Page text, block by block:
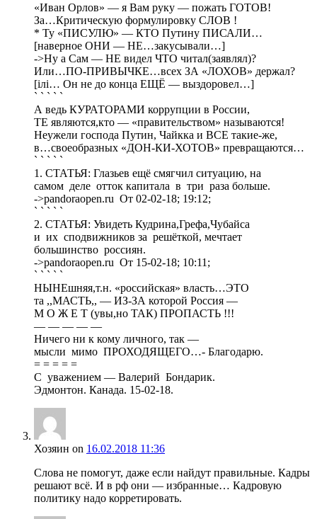
«Иван Орлов» — я Вам руку — пожать ГОТОВ!
За…Критическую формулировку СЛОВ !
* Ту «ПИСУЛЮ» — КТО Путину ПИСАЛИ…
[наверное ОНИ — НЕ…закусывали…]
->Ну а Сам — НЕ видел ЧТО читал(заявлял)?
Или…ПО-ПРИВЫЧКЕ…всех ЗА «ЛОХОВ» держал?
[iлi… Он не до конца ЕЩЁ — выздоровел…]
` ` ` ` `
А ведь КУРАТОРАМИ коррупции в России,
ТЕ являются,кто — «правительством» называются!
Неужели господа Путин, Чайкка и ВСЕ такие-же,
в…своеобразных «ДОН-КИ-ХОТОВ» превращаются…
` ` ` ` `
1. СТАТЬЯ: Глазьев ещё смягчил ситуацию, на
самом деле отток капитала в три раза больше.
->pandoraopen.ru От 02-02-18; 19:12;
` ` ` ` `
2. CТАТЬЯ: Увидеть Кудрина,Грефа,Чубайса
и их сподвижников за решёткой, мечтает
большинство россиян.
->pandoraopen.ru От 15-02-18; 10:11;
` ` ` ` `
НЫНЕшняя,т.н. «российская» власть…ЭТО
та ,,МАСТЬ,, — ИЗ-ЗА которой Россия —
М О Ж Е Т (увы,но ТАК) ПРОПАСТЬ !!!
— — — — —
Ничего ни к кому личного, так —
мысли мимо ПРОХОДЯЩЕГО…- Благодарю.
= = = = =
С уважением — Валерий Бондарик.
Эдмонтон. Канада. 15-02-18.
Хозяин on 16.02.2018 11:36
Слова не помогут, даже если найдут правильные. Кадры
решают всё. И в рф они — избранные… Кадровую
политику надо корретировать.